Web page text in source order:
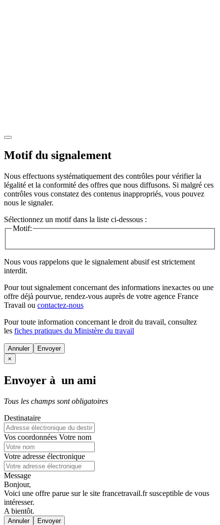
Motif du signalement
Nous effectuons systématiquement des contrôles pour vérifier la
légalité et la conformité des offres que nous diffusons. Si malgré ces
contrôles vous constatez des contenus inappropriés, vous pouvez
nous le signaler.
Sélectionnez un motif dans la liste ci-dessous :
Motif:
Nous vous rappelons que le signalement abusif est strictement
interdit.
Pour tout signalement concernant des informations inexactes ou une
offre déjà pourvue, rendez-vous auprès de votre agence France
Travail ou contactez-nous
Pour toute information concernant le droit du travail, consultez
les fiches pratiques du Ministère du travail
Annuler
×
Envoyer à un ami
Tous les champs sont obligatoires
Destinataire
Vos coordonnées Votre nom
Votre adresse électronique
Message
Bonjour,
Voici une offre parue sur le site francetravail.fr susceptible de vous
intéresser.
A bientôt.
Annuler